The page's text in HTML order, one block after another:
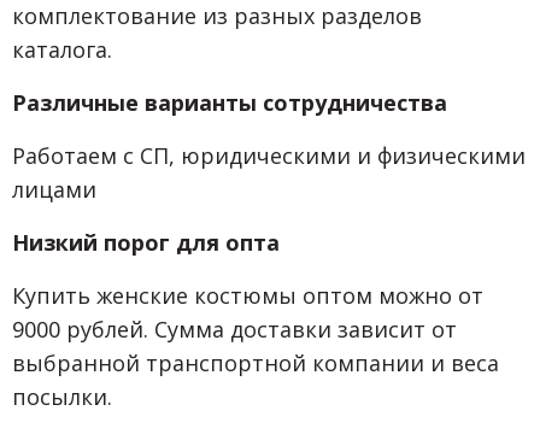
комплектование из разных разделов
каталога.
Различные варианты сотрудничества
Работаем с СП, юридическими и физическими
лицами
Низкий порог для опта
Купить женские костюмы оптом можно от
9000 рублей. Сумма доставки зависит от
выбранной транспортной компании и веса
посылки.